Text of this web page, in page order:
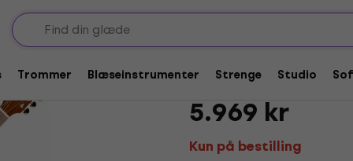
Trommer Blæseinstrumenter Strenge Studio
guitarer
Guild D-120 Natural
Mærke:GuildProduktkode:
5.969 kr
Kun på bestilling